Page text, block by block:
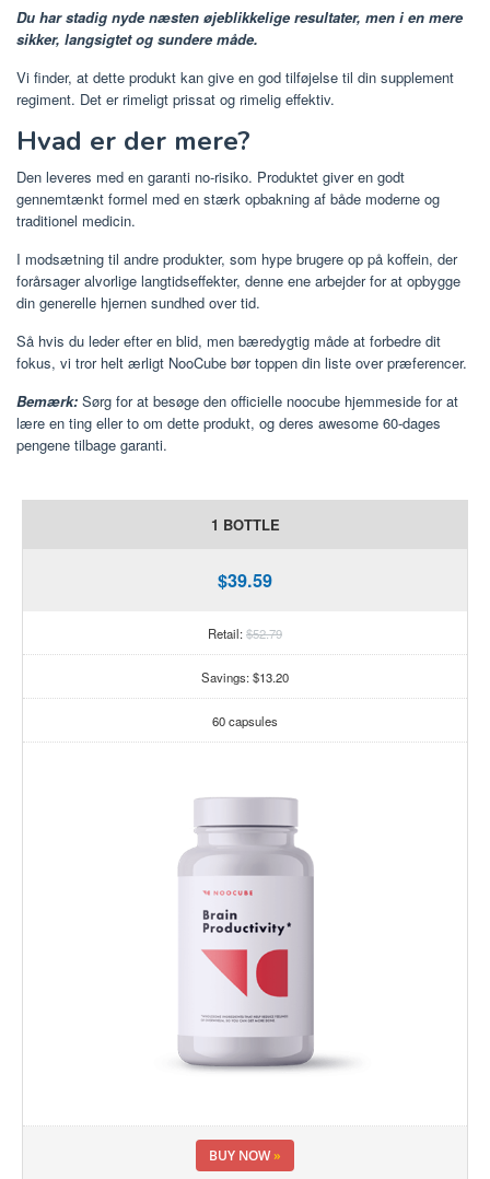
Du har stadig nyde næsten øjeblikkelige resultater, men i en mere
sikker, langsigtet og sundere måde.
Vi finder, at dette produkt kan give en god tilføjelse til din supplement
regiment. Det er rimeligt prissat og rimelig effektiv.
Hvad er der mere?
Den leveres med en garanti no-risiko. Produktet giver en godt
gennemtænkt formel med en stærk opbakning af både moderne og
traditionel medicin.
I modsætning til andre produkter, som hype brugere op på koffein, der
forårsager alvorlige langtidseffekter, denne ene arbejder for at opbygge
din generelle hjernen sundhed over tid.
Så hvis du leder efter en blid, men bæredygtig måde at forbedre dit
fokus, vi tror helt ærligt NooCube bør toppen din liste over præferencer.
Bemærk: Sørg for at besøge den officielle noocube hjemmeside for at
lære en ting eller to om dette produkt, og deres awesome 60-dages
pengene tilbage garanti.
1 BOTTLE
$39.59
Retail:$52.79
Savings: $13.20
60 capsules
BUY NOW»